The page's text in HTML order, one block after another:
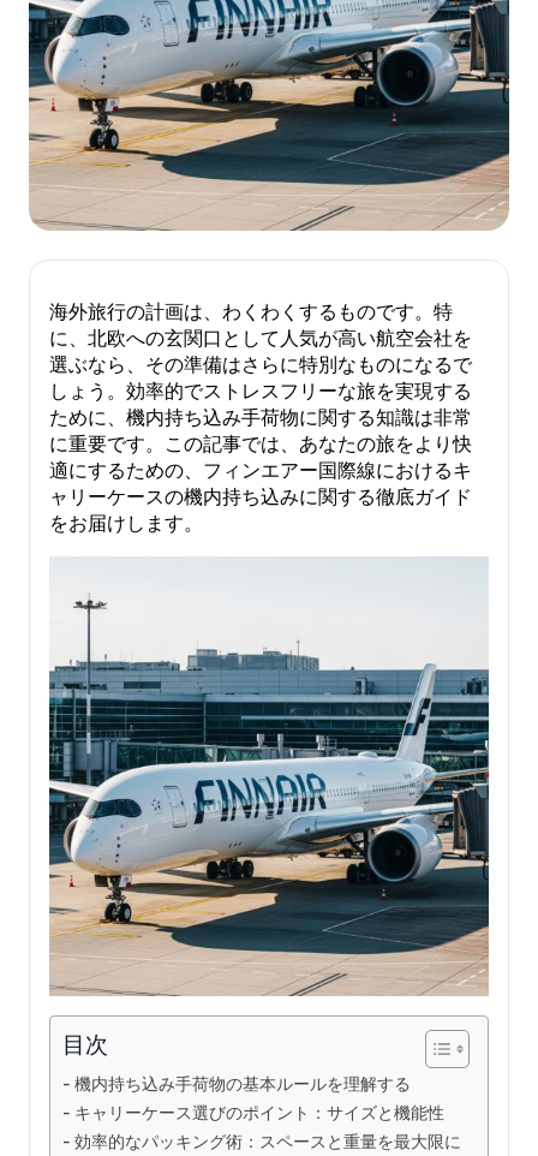
海外旅行の計画は、わくわくするものです。特
に、北欧への玄関口として人気が高い航空会社を
選ぶなら、その準備はさらに特別なものになるで
しょう。効率的でストレスフリーな旅を実現する
ために、機内持ち込み手荷物に関する知識は非常
に重要です。この記事では、あなたの旅をより快
適にするための、フィンエアー国際線におけるキ
ャリーケースの機内持ち込みに関する徹底ガイド
をお届けします。
目次
機内持ち込み手荷物の基本ルールを理解する
キャリーケース選びのポイント：サイズと機能性
効率的なパッキング術：スペースと重量を最大限に